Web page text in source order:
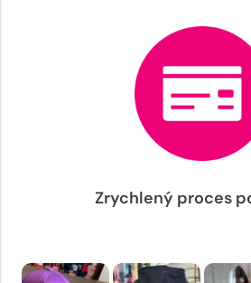
Zrychlený proces